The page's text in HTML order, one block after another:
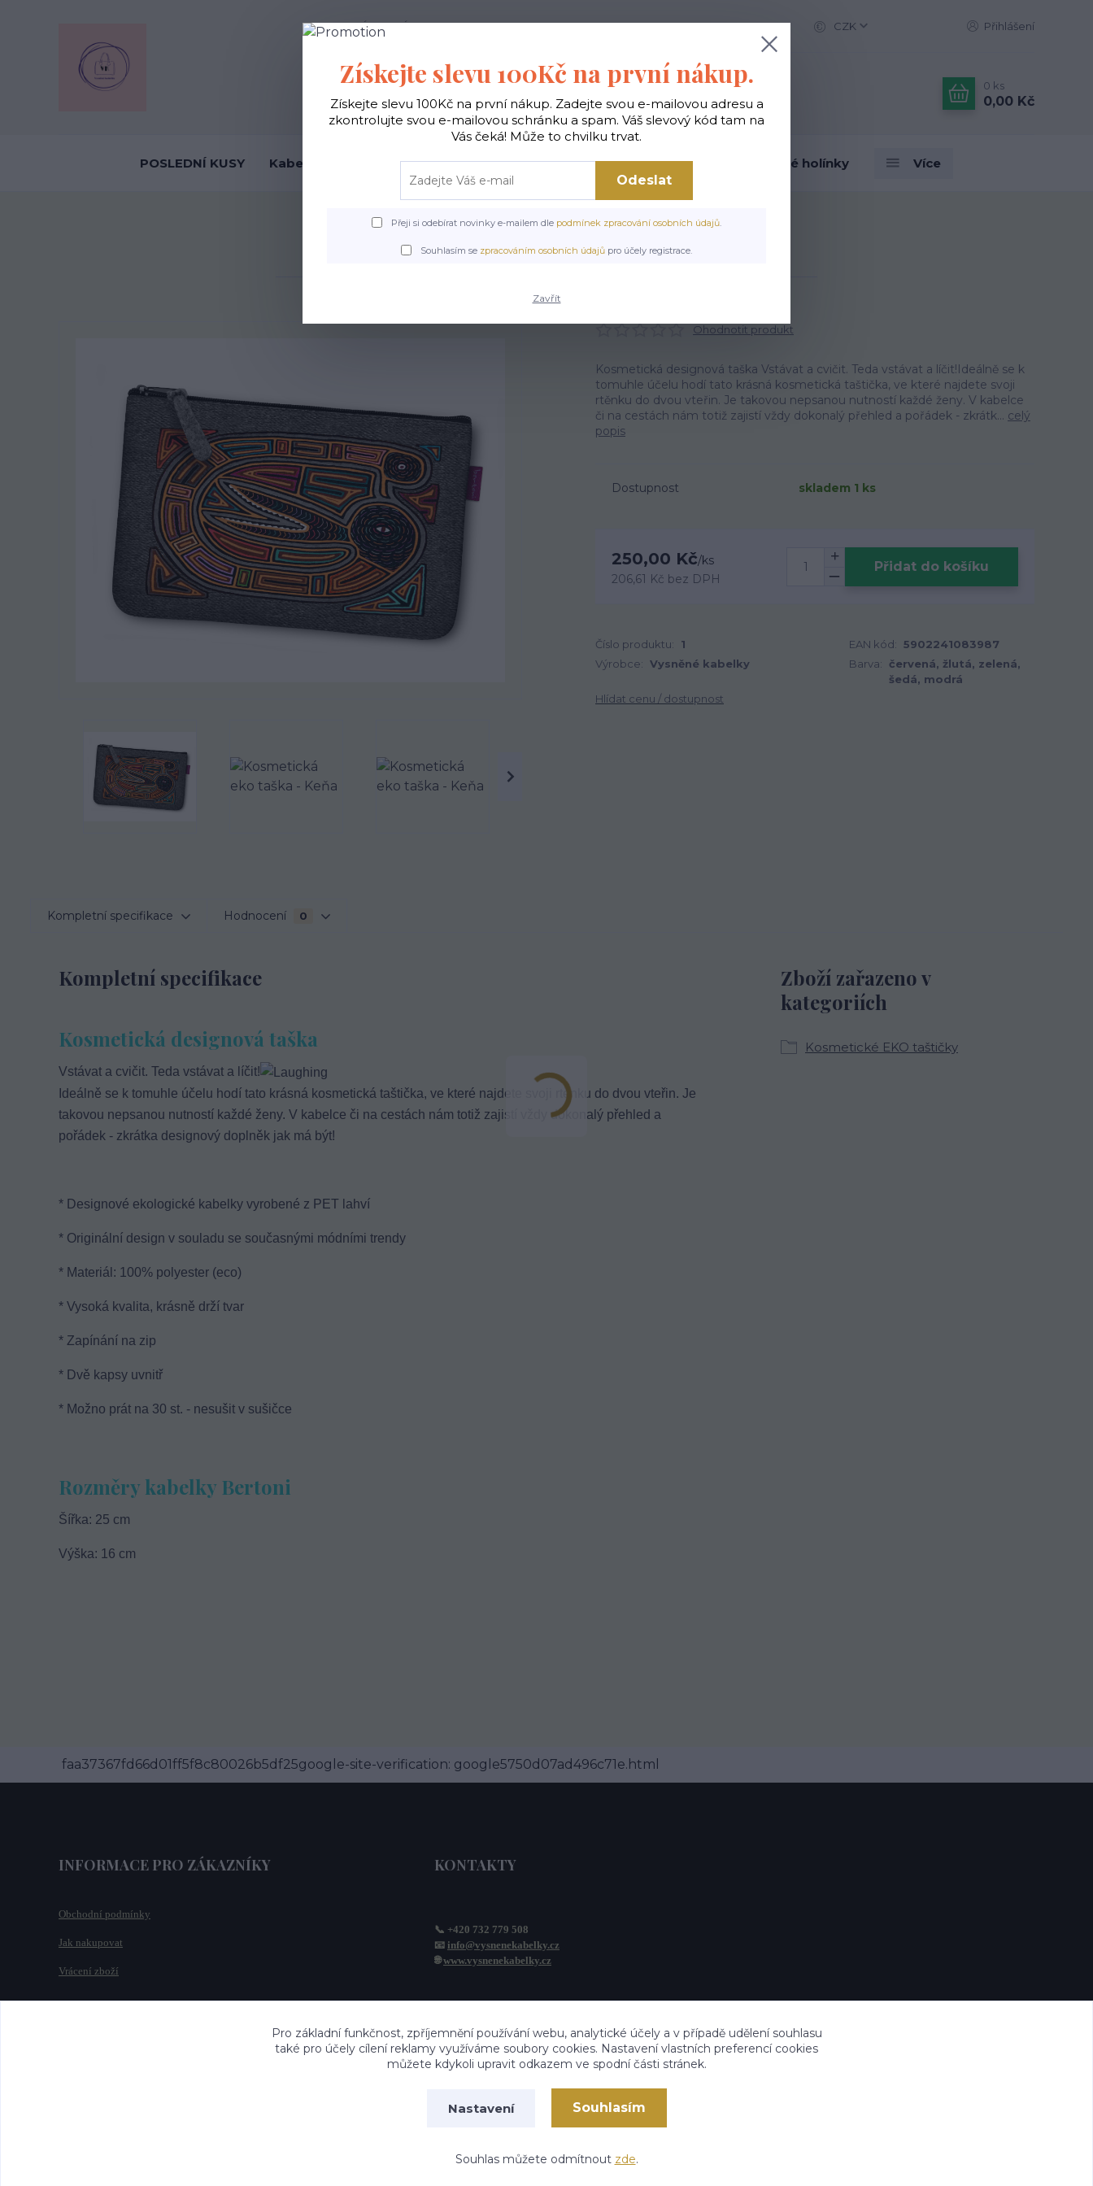
OBCHODNÍ PODMÍNKY JAK NAKUPOVAT KONTAKTY CZK Přihlášení
0 ks
0,00 Kč
POSLEDNÍ KUSY Kabelky ekologické Vaky na záda Polštáře Doplňky Designové holínky Více
Úvod Doplňky Kosmetické EKO taštičky Kosmetická eko taška - Keňa
Ohodnotit produkt
Kosmetická designová taška Vstávat a cvičit. Teda vstávat a líčit!Ideálně se k
tomuhle účelu hodí tato krásná kosmetická taštička, ve které najdete svoji
rtěnku do dvou vteřin. Je takovou nepsanou nutností každé ženy. V kabelce
či na cestách nám totiž zajistí vždy dokonalý přehled a pořádek - zkrátk... celý
popis
Dostupnost skladem 1 ks
250,00 Kč/ks
206,61 Kč bez DPH
Přidat do košíku
Číslo produktu: 1 EAN kód: 5902241083987
Výrobce: Vysněné kabelky Barva:
červená, žlutá, zelená,
šedá, modrá
Hlídat cenu / dostupnost
Kompletní specifikace Hodnocení 0
Kompletní specifikace
Kosmetická designová taška
Vstávat a cvičit. Teda vstávat a líčit!
Ideálně se k tomuhle účelu hodí tato krásná kosmetická taštička, ve které najdete svoji rtěnku do dvou vteřin. Je
takovou nepsanou nutností každé ženy. V kabelce či na cestách nám totiž zajistí vždy dokonalý přehled a
pořádek - zkrátka designový doplněk jak má být!
* Designové ekologické kabelky vyrobené z PET lahví
* Originální design v souladu se současnými módními trendy
* Materiál: 100% polyester (eco)
* Vysoká kvalita, krásně drží tvar
* Zapínání na zip
* Dvě kapsy uvnitř
* Možno prát na 30 st. - nesušit v sušičce
Rozměry kabelky Bertoni
Šířka: 25 cm
Výška: 16 cm
Zboží zařazeno v
kategoriích
Kosmetické EKO taštičky
faa37367fd66d01ff5f8c80026b5df25google-site-verification: google5750d07ad496c71e.html
INFORMACE PRO ZÁKAZNÍKY
Obchodní podmínky
Jak nakupovat
Vrácení zboží
KONTAKTY
📞 +420 732 779 508
📧 info@vysnenekabelky.cz
🌐 www.vysnenekabelky.cz
Získejte slevu 100Kč na první nákup.
Získejte slevu 100Kč na první nákup. Zadejte svou e-mailovou adresu a
zkontrolujte svou e-mailovou schránku a spam. Váš slevový kód tam na
Vás čeká! Může to chvilku trvat.
Odeslat
Přeji si odebírat novinky e-mailem dle podmínek zpracování osobních údajů.
Souhlasím se zpracováním osobních údajů pro účely registrace.
Zavřít
Pro základní funkčnost, zpříjemnění používání webu, analytické účely a v případě udělení souhlasu
také pro účely cílení reklamy využíváme soubory cookies. Nastavení vlastních preferencí cookies
můžete kdykoli upravit odkazem ve spodní části stránek.
Nastavení Souhlasím
Souhlas můžete odmítnout zde.